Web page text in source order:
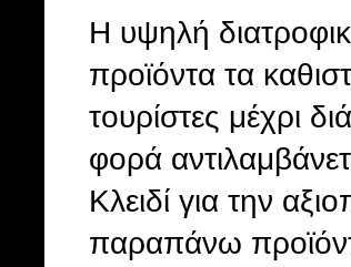
Η υψηλή
προϊόντα τα
τουρίστες μέχρι
φορά
Κλειδί για την
παραπάνω